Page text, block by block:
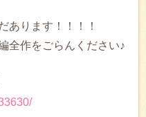
あります！！！！
全作をごらんください♪